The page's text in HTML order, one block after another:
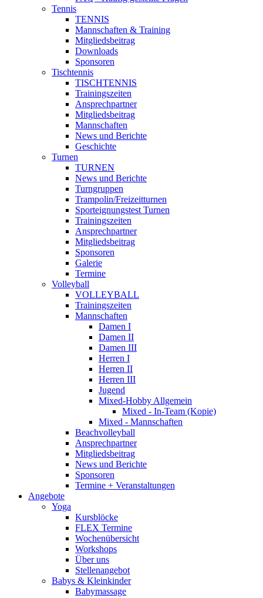
Tennis
TENNIS
Mannschaften & Training
Mitgliedsbeitrag
Downloads
Sponsoren
Tischtennis
TISCHTENNIS
Trainingszeiten
Ansprechpartner
Mitgliedsbeitrag
Mannschaften
News und Berichte
Geschichte
Turnen
TURNEN
News und Berichte
Turngruppen
Trampolin/Freizeitturnen
Sporteignungstest Turnen
Trainingszeiten
Ansprechpartner
Mitgliedsbeitrag
Sponsoren
Galerie
Termine
Volleyball
VOLLEYBALL
Trainingszeiten
Mannschaften
Damen I
Damen II
Damen III
Herren I
Herren II
Herren III
Jugend
Mixed-Hobby Allgemein
Mixed - In-Team (Kopie)
Mixed - Mannschaften
Beachvolleyball
Ansprechpartner
Mitgliedsbeitrag
News und Berichte
Sponsoren
Termine + Veranstaltungen
Angebote
Yoga
Kursblöcke
FLEX Termine
Wochenübersicht
Workshops
Über uns
Stellenangebot
Babys & Kleinkinder
Babymassage